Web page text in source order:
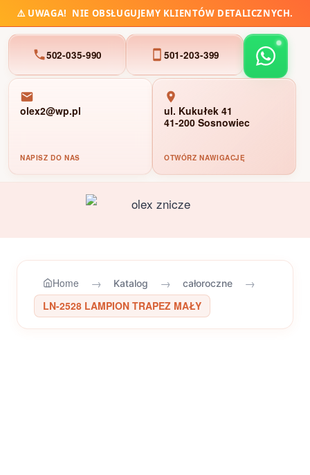
⚠️ UWAGA! NIE OBSŁUGUJEMY KLIENTÓW DETALICZNYCH.
502-035-990 501-203-399
olex2@wp.pl
NAPISZ DO NAS
ul. Kukułek 41
41-200 Sosnowiec
OTWÓRZ NAWIGACJĘ
Home → Katalog → całoroczne →
LN-2528 LAMPION TRAPEZ MAŁY